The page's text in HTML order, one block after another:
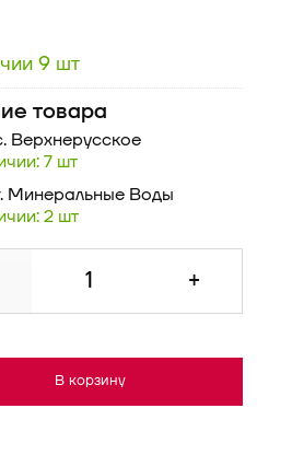
9 шт
товара
Верхнерусское
7 шт
Минеральные Воды
2 шт
+
В корзину